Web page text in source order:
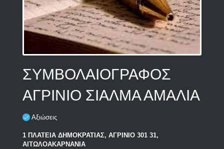
ΣΥΜΒΟΛΑΙΟΓΡΑΦΟΣ
ΑΓΡΙΝΙΟ ΣΙΑΛΜΑ ΑΜΑΛΙΑ
Αξιώσεις
1 ΠΛΑΤΕΙΑ ΔΗΜΟΚΡΑΤΙΑΣ, ΑΓΡΙΝΙΟ 301 31,
ΑΙΤΩΛΟΑΚΑΡΝΑΝΙΑ